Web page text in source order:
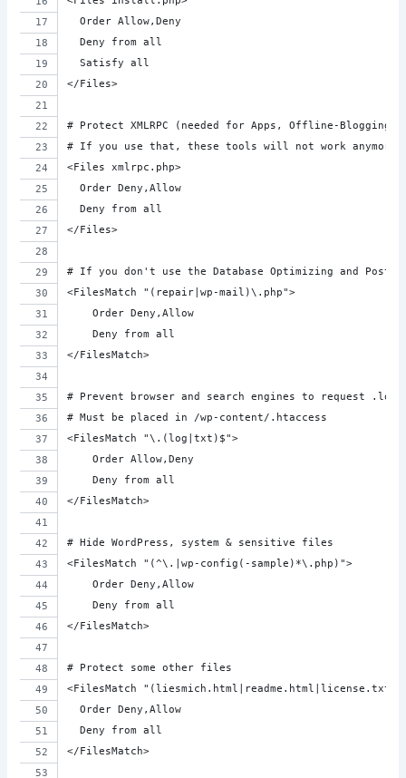
  Order Allow,Deny
  Deny from all
  Satisfy all
</Files>
# Protect XMLRPC (needed for Apps, Offline-
# If you use that, these tools will not work anymore
<Files xmlrpc.php>
  Order Deny,Allow
  Deny from all
</Files>
# If you don't use the Database Optimizing and
<FilesMatch "(repair|wp-mail)\.php">
    Order Deny,Allow
    Deny from all
</FilesMatch>
# Prevent browser and search engines to request
# Must be placed in /wp-content/.htaccess
<FilesMatch "\.(log|txt)$">
    Order Allow,Deny
    Deny from all
</FilesMatch>
# Hide WordPress, system & sensitive files
<FilesMatch "(^\.|wp-config(-sample)*\.php)">
    Order Deny,Allow
    Deny from all
</FilesMatch>
# Protect some other files
<FilesMatch
  Order Deny,Allow
  Deny from all
</FilesMatch>